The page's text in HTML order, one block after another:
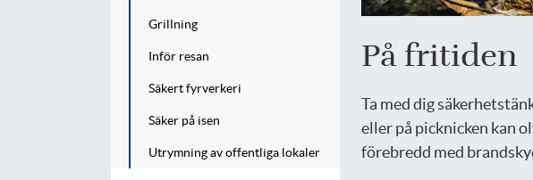
Grillning
Inför resan
Säkert fyrverkeri
Säker på isen
Utrymning av offentliga lokaler
På fritiden
Ta med dig
eller på picknicken kan
förebredd med